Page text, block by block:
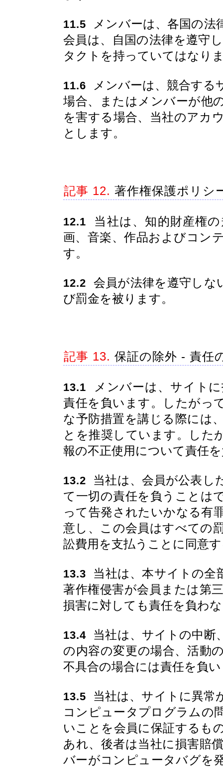
11.5 メンバーは、各国の法
会員は、自国の法律を遵守
タクトを持っていてはなり
11.6 メンバーは、競合する
場合、またはメンバーが他
を害する場合、当社のアカ
とします。
記事 12. 著作権保護ポリシ
12.1 当社は、知的財産権
画、音楽、作品およびコン
す。
12.2 会員が法律を遵守しな
び罰金を被ります。
記事 13. 保証の除外 - 責任
13.1 メンバーは、サイト
責任を負います。したがっ
な予防措置を講じる際には
とを推奨しています。した
報の不正使用について責任
13.2 当社は、会員が公表し
て一切の責任を負うことは
って告発されたいかなる有
意し、この会員はすべての
訟費用を支払うことに同意
13.3 当社は、本サイトの全
著作権侵害が会員または第
損害に対しても責任を負わ
13.4 当社は、サイトの中断
の内容の変更の場合、活動
不具合の場合には責任を負
13.5 当社は、サイトに異常
コンピュータプログラムの
いことを会員に保証するも
あれ、後者は当社に損害賠
バーがコンピュータバグを